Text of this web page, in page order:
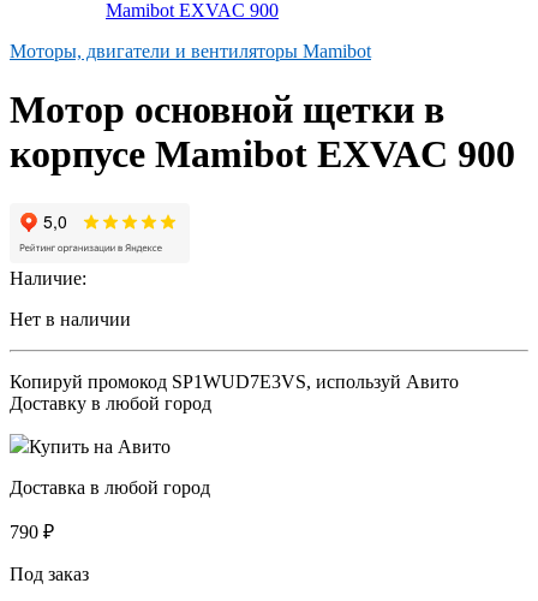
Моторы, двигатели и вентиляторы Mamibot
Мотор основной щетки в
корпусе Mamibot EXVAC 900
Наличие:
Нет в наличии
Копируй промокод SP1WUD7E3VS, используй Авито
Доставку в любой город
Купить на Авито
Доставка в любой город
790 ₽
Под заказ